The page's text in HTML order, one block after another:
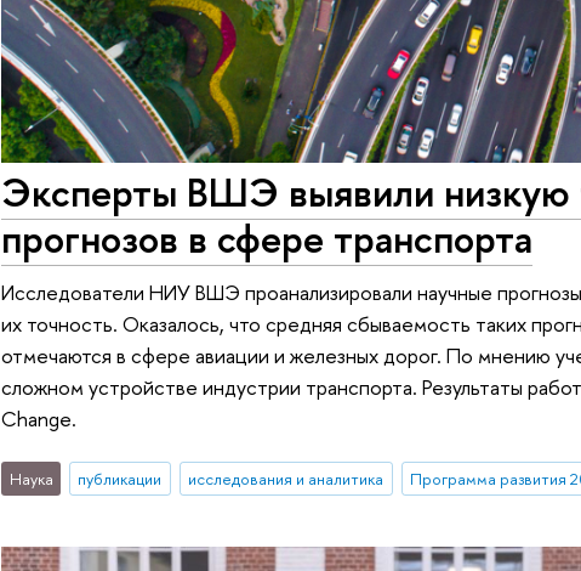
Эксперты ВШЭ выявили низкую
прогнозов в сфере транспорта
Исследователи НИУ ВШЭ проанализировали научные
их точность. Оказалось, что средняя сбываемость таких
отмечаются в сфере авиации и железных дорог. По мнению
сложном устройстве индустрии транспорта. Результаты
Change.
Наука публикации исследования и аналитика Программа развития